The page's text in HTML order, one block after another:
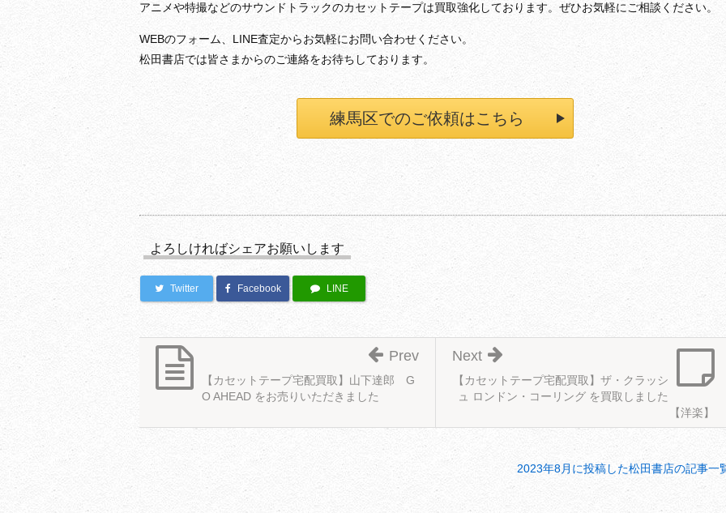
アニメや特撮などのサウンドトラックのカセットテープは買取強化しております。ぜひお気軽にご相談ください。
WEBのフォーム、LINE査定からお気軽にお問い合わせください。
松田書店では皆さまからのご連絡をお待ちしております。
練馬区でのご依頼はこちら
よろしければシェアお願いします
Twitter Facebook LINE
【カセットテープ宅配買取】ザ・クラッシ
ュ ロンドン・コーリング を買取しました
【洋楽】
Next
【カセットテープ宅配買取】山下達郎 G
O AHEAD をお売りいただきました
Prev
2023年8月に投稿した松田書店の記事一